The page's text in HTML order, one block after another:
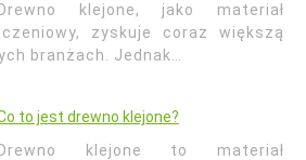
Drewno klejone, jako materiał
zyskuje coraz większą
branżach. Jednak…
to jest drewno klejone?
Drewno klejone to materiał